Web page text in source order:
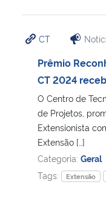
CT
Prêmio
CT 2024
O Centro de
de Projetos,
Extensionista
Extensão […]
Categoria: Geral
Tags:
Extensão